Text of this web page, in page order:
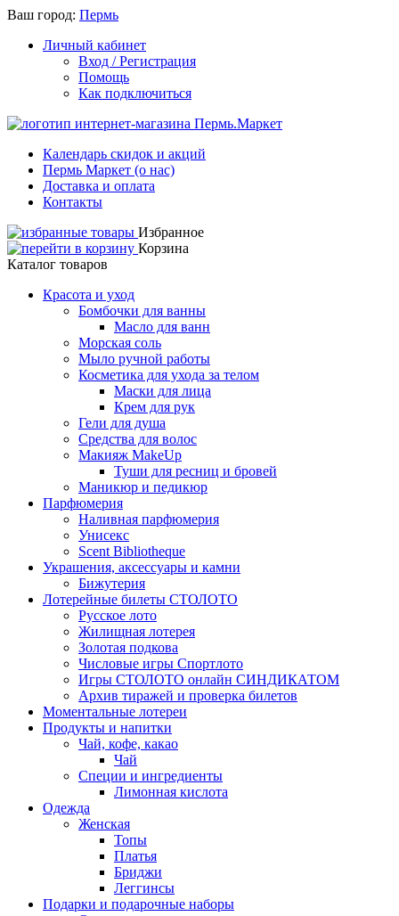
Ваш город: Пермь
Личный кабинет
Вход / Регистрация
Помощь
Как подключиться
Календарь скидок и акций
Пермь Маркет (о нас)
Доставка и оплата
Контакты
Избранное
Корзина
Каталог товаров
Красота и уход
Бомбочки для ванны
Масло для ванн
Морская соль
Мыло ручной работы
Косметика для ухода за телом
Маски для лица
Крем для рук
Гели для душа
Средства для волос
Макияж MakeUp
Туши для ресниц и бровей
Маникюр и педикюр
Парфюмерия
Наливная парфюмерия
Унисекс
Scent Bibliotheque
Украшения, аксессуары и камни
Бижутерия
Лотерейные билеты СТОЛОТО
Русское лото
Жилищная лотерея
Золотая подкова
Числовые игры Спортлото
Игры СТОЛОТО онлайн СИНДИКАТОМ
Архив тиражей и проверка билетов
Моментальные лотереи
Продукты и напитки
Чай, кофе, какао
Чай
Специи и ингредиенты
Лимонная кислота
Одежда
Женская
Топы
Платья
Бриджи
Леггинсы
Подарки и подарочные наборы